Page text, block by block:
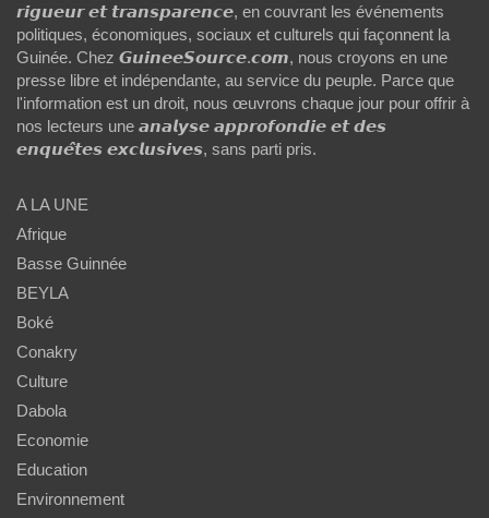
𝙧𝙞𝙜𝙪𝙚𝙪𝙧 𝙚𝙩 𝙩𝙧𝙖𝙣𝙨𝙥𝙖𝙧𝙚𝙣𝙘𝙚, en couvrant les événements
politiques, économiques, sociaux et culturels qui façonnent la
Guinée. Chez 𝙂𝙪𝙞𝙣𝙚𝙚𝙎𝙤𝙪𝙧𝙘𝙚.𝙘𝙤𝙢, nous croyons en une
presse libre et indépendante, au service du peuple. Parce que
l'information est un droit, nous œuvrons chaque jour pour offrir à
nos lecteurs une 𝙖𝙣𝙖𝙡𝙮𝙨𝙚 𝙖𝙥𝙥𝙧𝙤𝙛𝙤𝙣𝙙𝙞𝙚 𝙚𝙩 𝙙𝙚𝙨
𝙚𝙣𝙦𝙪𝙚̂𝙩𝙚𝙨 𝙚𝙭𝙘𝙡𝙪𝙨𝙞𝙫𝙚𝙨, sans parti pris.
A LA UNE
Afrique
Basse Guinnée
BEYLA
Boké
Conakry
Culture
Dabola
Economie
Education
Environnement